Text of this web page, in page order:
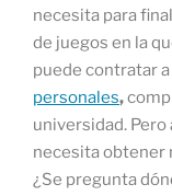
necesita para
de juegos en la
puede contratar a
personales,
universidad.
necesita obtener
¿Se pregunta